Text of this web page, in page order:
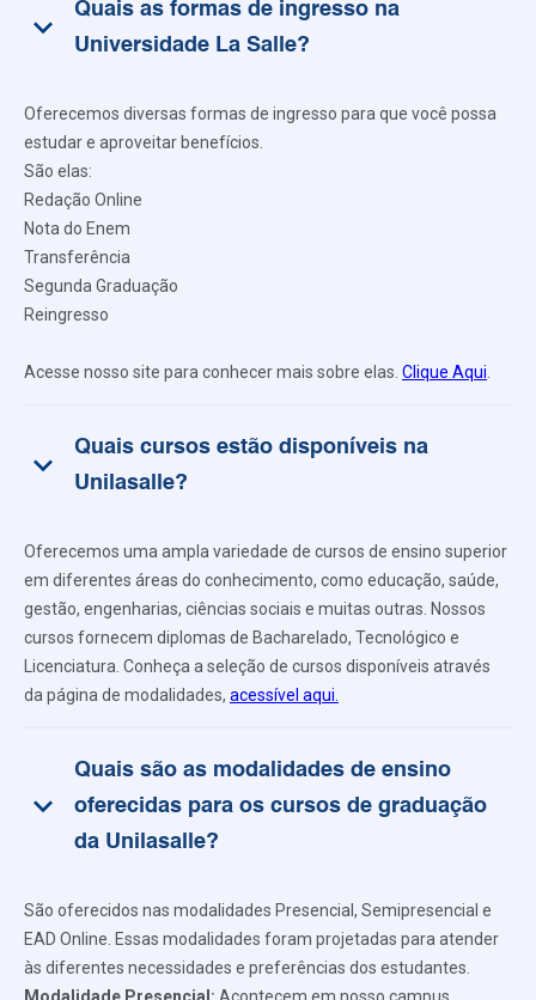
keyboard_arrow_down
Quais as formas de ingresso na
Universidade La Salle?
Oferecemos diversas formas de ingresso para que você possa
estudar e aproveitar benefícios.
São elas:
Redação Online
Nota do Enem
Transferência
Segunda Graduação
Reingresso
Acesse nosso site para conhecer mais sobre elas. Clique Aqui
keyboard_arrow_down
Quais cursos estão disponíveis na
Unilasalle?
Oferecemos uma ampla variedade de cursos de ensino superior
em diferentes áreas do conhecimento, como educação, saúde,
gestão, engenharias, ciências sociais e muitas outras. Nossos
cursos fornecem diplomas de Bacharelado, Tecnológico e
Licenciatura. Conheça a seleção de cursos disponíveis através
da página de modalidades, acessível aqui.
keyboard_arrow_down
Quais são as modalidades de ensino
oferecidas para os cursos de graduação
da Unilasalle?
São oferecidos nas modalidades Presencial, Semipresencial e
EAD Online. Essas modalidades foram projetadas para atender
às diferentes necessidades e preferências dos estudantes.
Modalidade Presencial: Acontecem em nosso campus